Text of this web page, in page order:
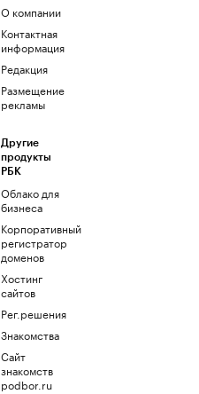
О компании
Контактная
информация
Редакция
Размещение
рекламы
Другие
продукты
РБК
Облако для
бизнеса
Корпоративный
регистратор
доменов
Хостинг
сайтов
Рег.решения
Знакомства
Сайт
знакомств
podbor.ru